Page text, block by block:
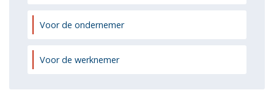
Voor de ondernemer
Voor de werknemer